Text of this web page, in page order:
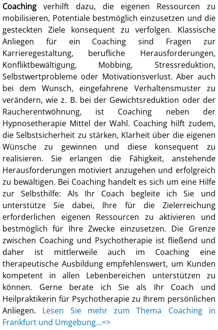
Coaching verhilft dazu, die eigenen Ressourcen zu
mobilisieren, Potentiale bestmöglich einzusetzen und die
gesteckten Ziele konsequent zu verfolgen. Klassische
Anliegen für ein Coaching sind Fragen zur
Karrieregestaltung, berufliche Herausforderungen,
Konfliktbewältigung, Mobbing, Stressreduktion,
Selbstwertprobleme oder Motivationsverlust. Aber auch
bei dem Wunsch, eingefahrene Verhaltensmuster zu
verändern, wie z. B. bei der Gewichtsreduktion oder der
Raucherentwöhnung, ist Coaching neben der
Hypnosetherapie Mittel der Wahl. Coaching hilft zudem,
die Selbstsicherheit zu stärken, Klarheit über die eigenen
Wünsche zu gewinnen und diese konsequent zu
realisieren. Sie erlangen die Fähigkeit, anstehende
Herausforderungen motiviert anzugehen und erfolgreich
zu bewältigen. Bei Coaching handelt es sich um eine Hilfe
zur Selbsthilfe: Als Ihr Coach begleite ich Sie und
unterstütze Sie dabei, Ihre für die Zielerreichung
erforderlichen eigenen Ressourcen zu aktivieren und
bestmöglich für Ihre Zwecke einzusetzen. Die Grenze
zwischen Coaching und Psychotherapie ist fließend und
daher ist mittlerweile auch im Coaching eine
therapeutische Ausbildung empfehlenswert, um Kunden
kompetent in allen Lebenbereichen unterstützen zu
können. Gerne berate ich Sie als Ihr Coach und
Heilpraktikerin für Psychotherapie zu Ihrem persönlichen
Anliegen. Lesen Sie mehr zum Thema Coaching in
Frankfurt und Umgebung...=>